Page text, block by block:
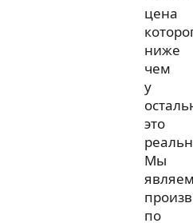
цена
ниже
чем
у
это
Мы
по